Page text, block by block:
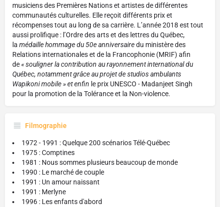
musiciens des Premières Nations et artistes de différentes
communautés culturelles. Elle reçoit différents prix et
récompenses tout au long de sa carrière. L’année 2018 est tout
aussi prolifique : l’Ordre des arts et des lettres du Québec,
la médaille hommage du 50e anniversairedu ministère des
Relations internationales et de la Francophonie (MRIF) afin
de« souligner la contribution au rayonnement international du
Québec, notamment grâce au projet de studios ambulants
Wapikoni mobile » et enfin le prix UNESCO - Madanjeet Singh
pour la promotion de la Tolérance et la Non-violence.
Filmographie
1972 - 1991 : Quelque 200 scénarios Télé-Québec
1975 : Comptines
1981 : Nous sommes plusieurs beaucoup de monde
1990 : Le marché de couple
1991 : Un amour naissant
1991 : Merlyne
1996 : Les enfants d'abord